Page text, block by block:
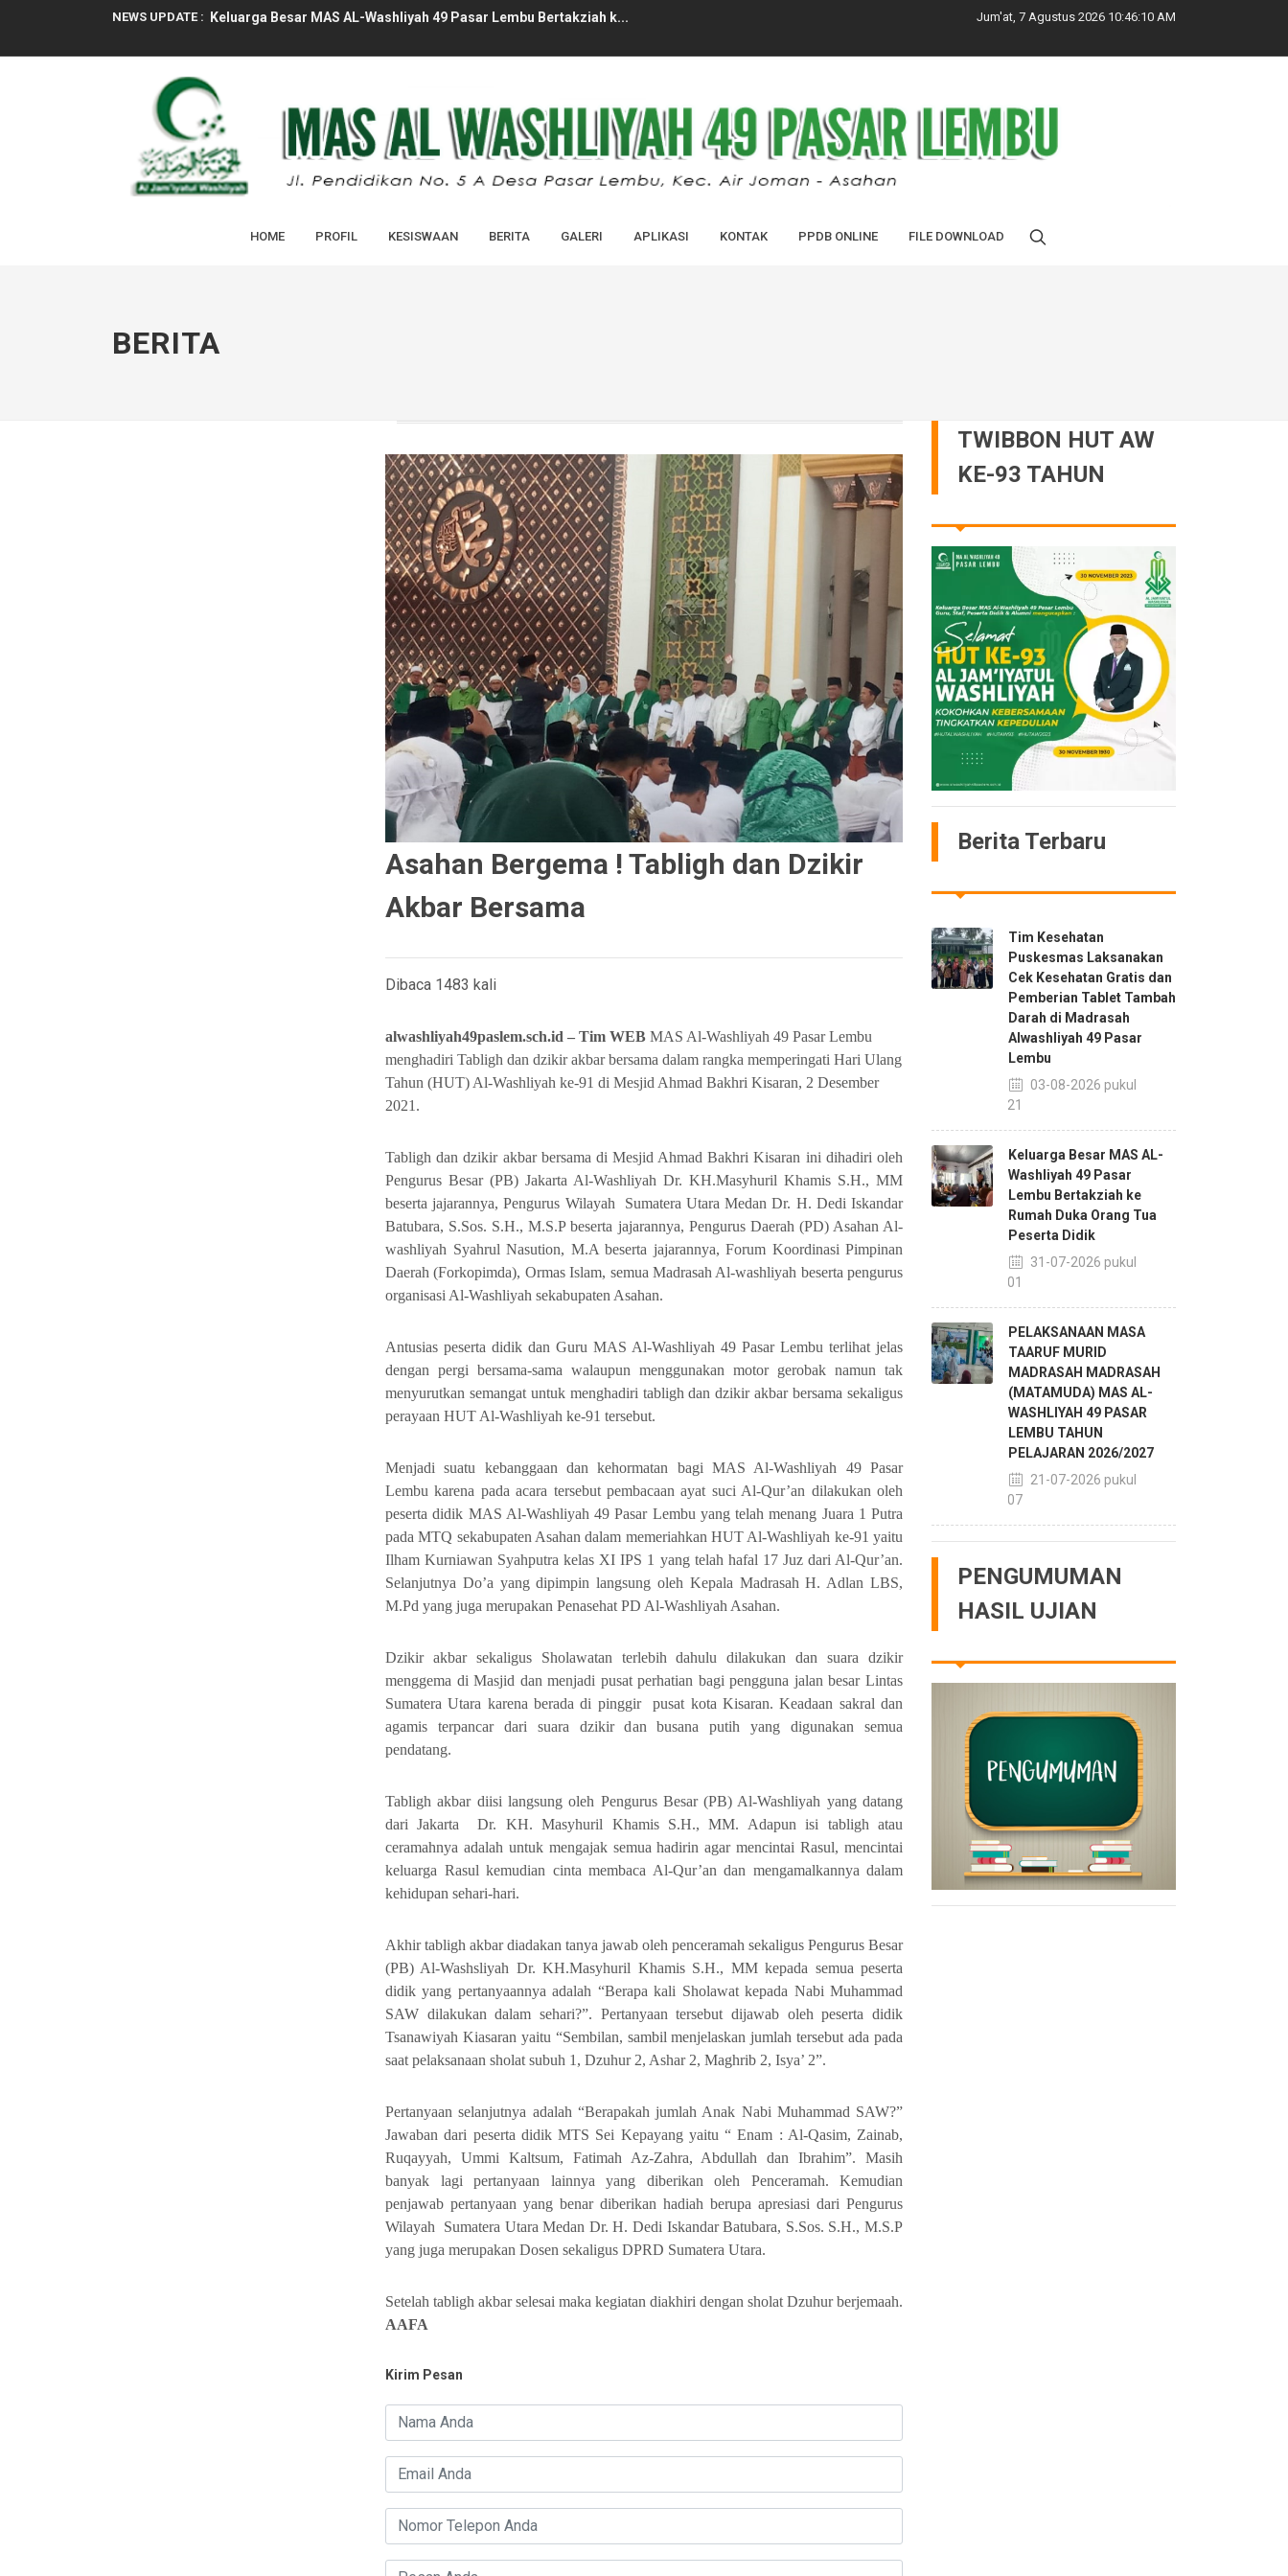
NEWS UPDATE : Keluarga Besar MAS AL-Washliyah 49 Pasar Lembu Bertakziah k...
PELAKSANAAN MASA TAARUF MURID MADRASAH MADRASAH (MATAMUDA) ...
UPACARA BENDERA TANDAI HARI PERDANA MASUK MADRASAH TAHUN AJA...
RAPAT PROGRAM KERJA TAHUN PELAJARAN 2026/2027 MAS AL-WASHLI...
RAPAT KENAIKAN KELAS X & XI TAHUN PELAJARAN 2025/2026 MAS AL...
PENGUMUMAN KELULUSAN PESERTA DIDIK KELAS XII TAHUN PELAJARAN...
Jum'at, 7 Agustus 2026 10:46:10 AM
HOME PROFIL KESISWAAN BERITA GALERI APLIKASI KONTAK PPDB ONLINE FILE DOWNLOAD
BERITA
Asahan Bergema ! Tabligh dan Dzikir
Akbar Bersama
Dibaca 1483 kali
alwashliyah49paslem.sch.id – Tim WEB MAS Al-Washliyah 49 Pasar Lembu
menghadiri Tabligh dan dzikir akbar bersama dalam rangka memperingati Hari Ulang
Tahun (HUT) Al-Washliyah ke-91 di Mesjid Ahmad Bakhri Kisaran, 2 Desember
2021.
Tabligh dan dzikir akbar bersama di Mesjid Ahmad Bakhri Kisaran ini dihadiri oleh
Pengurus Besar (PB) Jakarta Al-Washliyah Dr. KH.Masyhuril Khamis S.H., MM
beserta jajarannya, Pengurus Wilayah Sumatera Utara Medan Dr. H. Dedi Iskandar
Batubara, S.Sos. S.H., M.S.P beserta jajarannya, Pengurus Daerah (PD) Asahan Al-
washliyah Syahrul Nasution, M.A beserta jajarannya, Forum Koordinasi Pimpinan
Daerah (Forkopimda), Ormas Islam, semua Madrasah Al-washliyah beserta pengurus
organisasi Al-Washliyah sekabupaten Asahan.
Antusias peserta didik dan Guru MAS Al-Washliyah 49 Pasar Lembu terlihat jelas
dengan pergi bersama-sama walaupun menggunakan motor gerobak namun tak
menyurutkan semangat untuk menghadiri tabligh dan dzikir akbar bersama sekaligus
perayaan HUT Al-Washliyah ke-91 tersebut.
Menjadi suatu kebanggaan dan kehormatan bagi MAS Al-Washliyah 49 Pasar
Lembu karena pada acara tersebut pembacaan ayat suci Al-Qur’an dilakukan oleh
peserta didik MAS Al-Washliyah 49 Pasar Lembu yang telah menang Juara 1 Putra
pada MTQ sekabupaten Asahan dalam memeriahkan HUT Al-Washliyah ke-91 yaitu
Ilham Kurniawan Syahputra kelas XI IPS 1 yang telah hafal 17 Juz dari Al-Qur’an.
Selanjutnya Do’a yang dipimpin langsung oleh Kepala Madrasah H. Adlan LBS,
M.Pd yang juga merupakan Penasehat PD Al-Washliyah Asahan.
Dzikir akbar sekaligus Sholawatan terlebih dahulu dilakukan dan suara dzikir
menggema di Masjid dan menjadi pusat perhatian bagi pengguna jalan besar Lintas
Sumatera Utara karena berada di pinggir pusat kota Kisaran. Keadaan sakral dan
agamis terpancar dari suara dzikir dan busana putih yang digunakan semua
pendatang.
Tabligh akbar diisi langsung oleh Pengurus Besar (PB) Al-Washliyah yang datang
dari Jakarta Dr. KH. Masyhuril Khamis S.H., MM. Adapun isi tabligh atau
ceramahnya adalah untuk mengajak semua hadirin agar mencintai Rasul, mencintai
keluarga Rasul kemudian cinta membaca Al-Qur’an dan mengamalkannya dalam
kehidupan sehari-hari.
Akhir tabligh akbar diadakan tanya jawab oleh penceramah sekaligus Pengurus Besar
(PB) Al-Washsliyah Dr. KH.Masyhuril Khamis S.H., MM kepada semua peserta
didik yang pertanyaannya adalah “Berapa kali Sholawat kepada Nabi Muhammad
SAW dilakukan dalam sehari?”. Pertanyaan tersebut dijawab oleh peserta didik
Tsanawiyah Kiasaran yaitu “Sembilan, sambil menjelaskan jumlah tersebut ada pada
saat pelaksanaan sholat subuh 1, Dzuhur 2, Ashar 2, Maghrib 2, Isya’ 2”.
Pertanyaan selanjutnya adalah “Berapakah jumlah Anak Nabi Muhammad SAW?”
Jawaban dari peserta didik MTS Sei Kepayang yaitu “ Enam : Al-Qasim, Zainab,
Ruqayyah, Ummi Kaltsum, Fatimah Az-Zahra, Abdullah dan Ibrahim”. Masih
banyak lagi pertanyaan lainnya yang diberikan oleh Penceramah. Kemudian
penjawab pertanyaan yang benar diberikan hadiah berupa apresiasi dari Pengurus
Wilayah Sumatera Utara Medan Dr. H. Dedi Iskandar Batubara, S.Sos. S.H., M.S.P
yang juga merupakan Dosen sekaligus DPRD Sumatera Utara.
Setelah tabligh akbar selesai maka kegiatan diakhiri dengan sholat Dzuhur berjemaah.
AAFA
Kirim Pesan
TWIBBON HUT AW
KE-93 TAHUN
Berita Terbaru
Tim Kesehatan
Puskesmas Laksanakan
Cek Kesehatan Gratis dan
Pemberian Tablet Tambah
Darah di Madrasah
Alwashliyah 49 Pasar
Lembu
03-08-2026 pukul
08:21
Keluarga Besar MAS AL-
Washliyah 49 Pasar
Lembu Bertakziah ke
Rumah Duka Orang Tua
Peserta Didik
31-07-2026 pukul
21:01
PELAKSANAAN MASA
TAARUF MURID
MADRASAH MADRASAH
(MATAMUDA) MAS AL-
WASHLIYAH 49 PASAR
LEMBU TAHUN
PELAJARAN 2026/2027
21-07-2026 pukul
14:07
PENGUMUMAN
HASIL UJIAN